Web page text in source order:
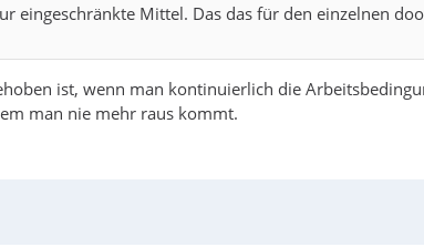
eingeschränkte Mittel. Das das für den einzelnen
ist, wenn man kontinuierlich die
man nie mehr raus kommt.